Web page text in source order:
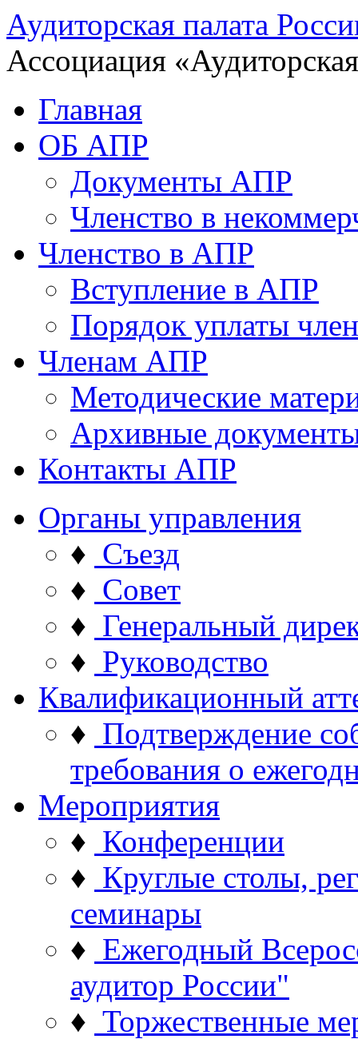
Аудиторская палата
Ассоциация
Главная
ОБ АПР
Документы АПР
Членство в
Членство в АПР
Вступление в АПР
Порядок уплаты
Членам АПР
Методические
Архивные
Контакты АПР
Органы управления
♦ Съезд
♦ Совет
♦ Генеральный
♦ Руководство
Квалификационный
♦ Подтверждение
требования о
Мероприятия
♦ Конференции
♦ Круглые столы,
семинары
♦ Ежегодный
аудитор России"
♦ Торжественные